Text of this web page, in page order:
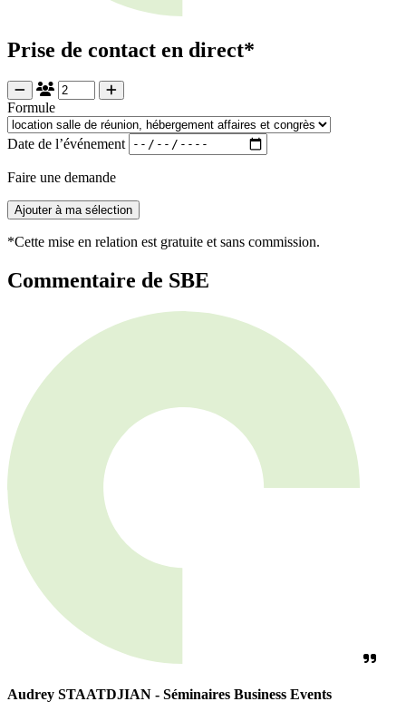
Prise de contact en direct*
Formule
Date de l’événement
Faire une demande
Ajouter à ma sélection
*Cette mise en relation est gratuite et sans commission.
Commentaire de SBE
Audrey STAATDJIAN - Séminaires Business Events